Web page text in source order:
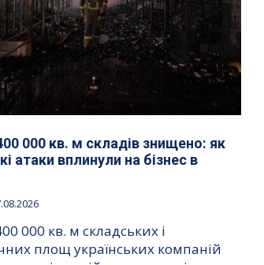
000 кв. м складів знищено: як
атаки вплинули на бізнес в
000 кв. м складських і
площ українських компаній